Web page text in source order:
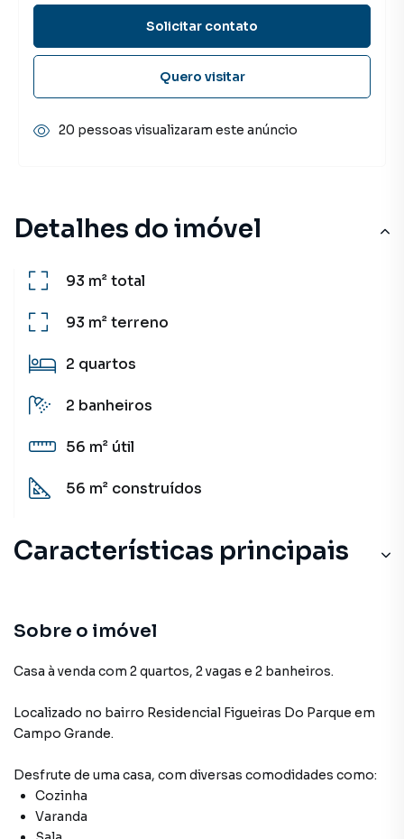
Detalhes do imóvel
93 m²total
93 m²terreno
2 quartos
2 banheiros
56 m² útil
56 m² construídos
Características principais
Sobre o imóvel
Casa à venda com 2 quartos, 2 vagas e 2 banheiros.
Localizado no bairro Residencial Figueiras Do Parque em
Campo Grande.
Desfrute de uma casa, com diversas comodidades como:
Cozinha
Varanda
Solicitar contato
Quero visitar
20 pessoas visualizaram este anúncio